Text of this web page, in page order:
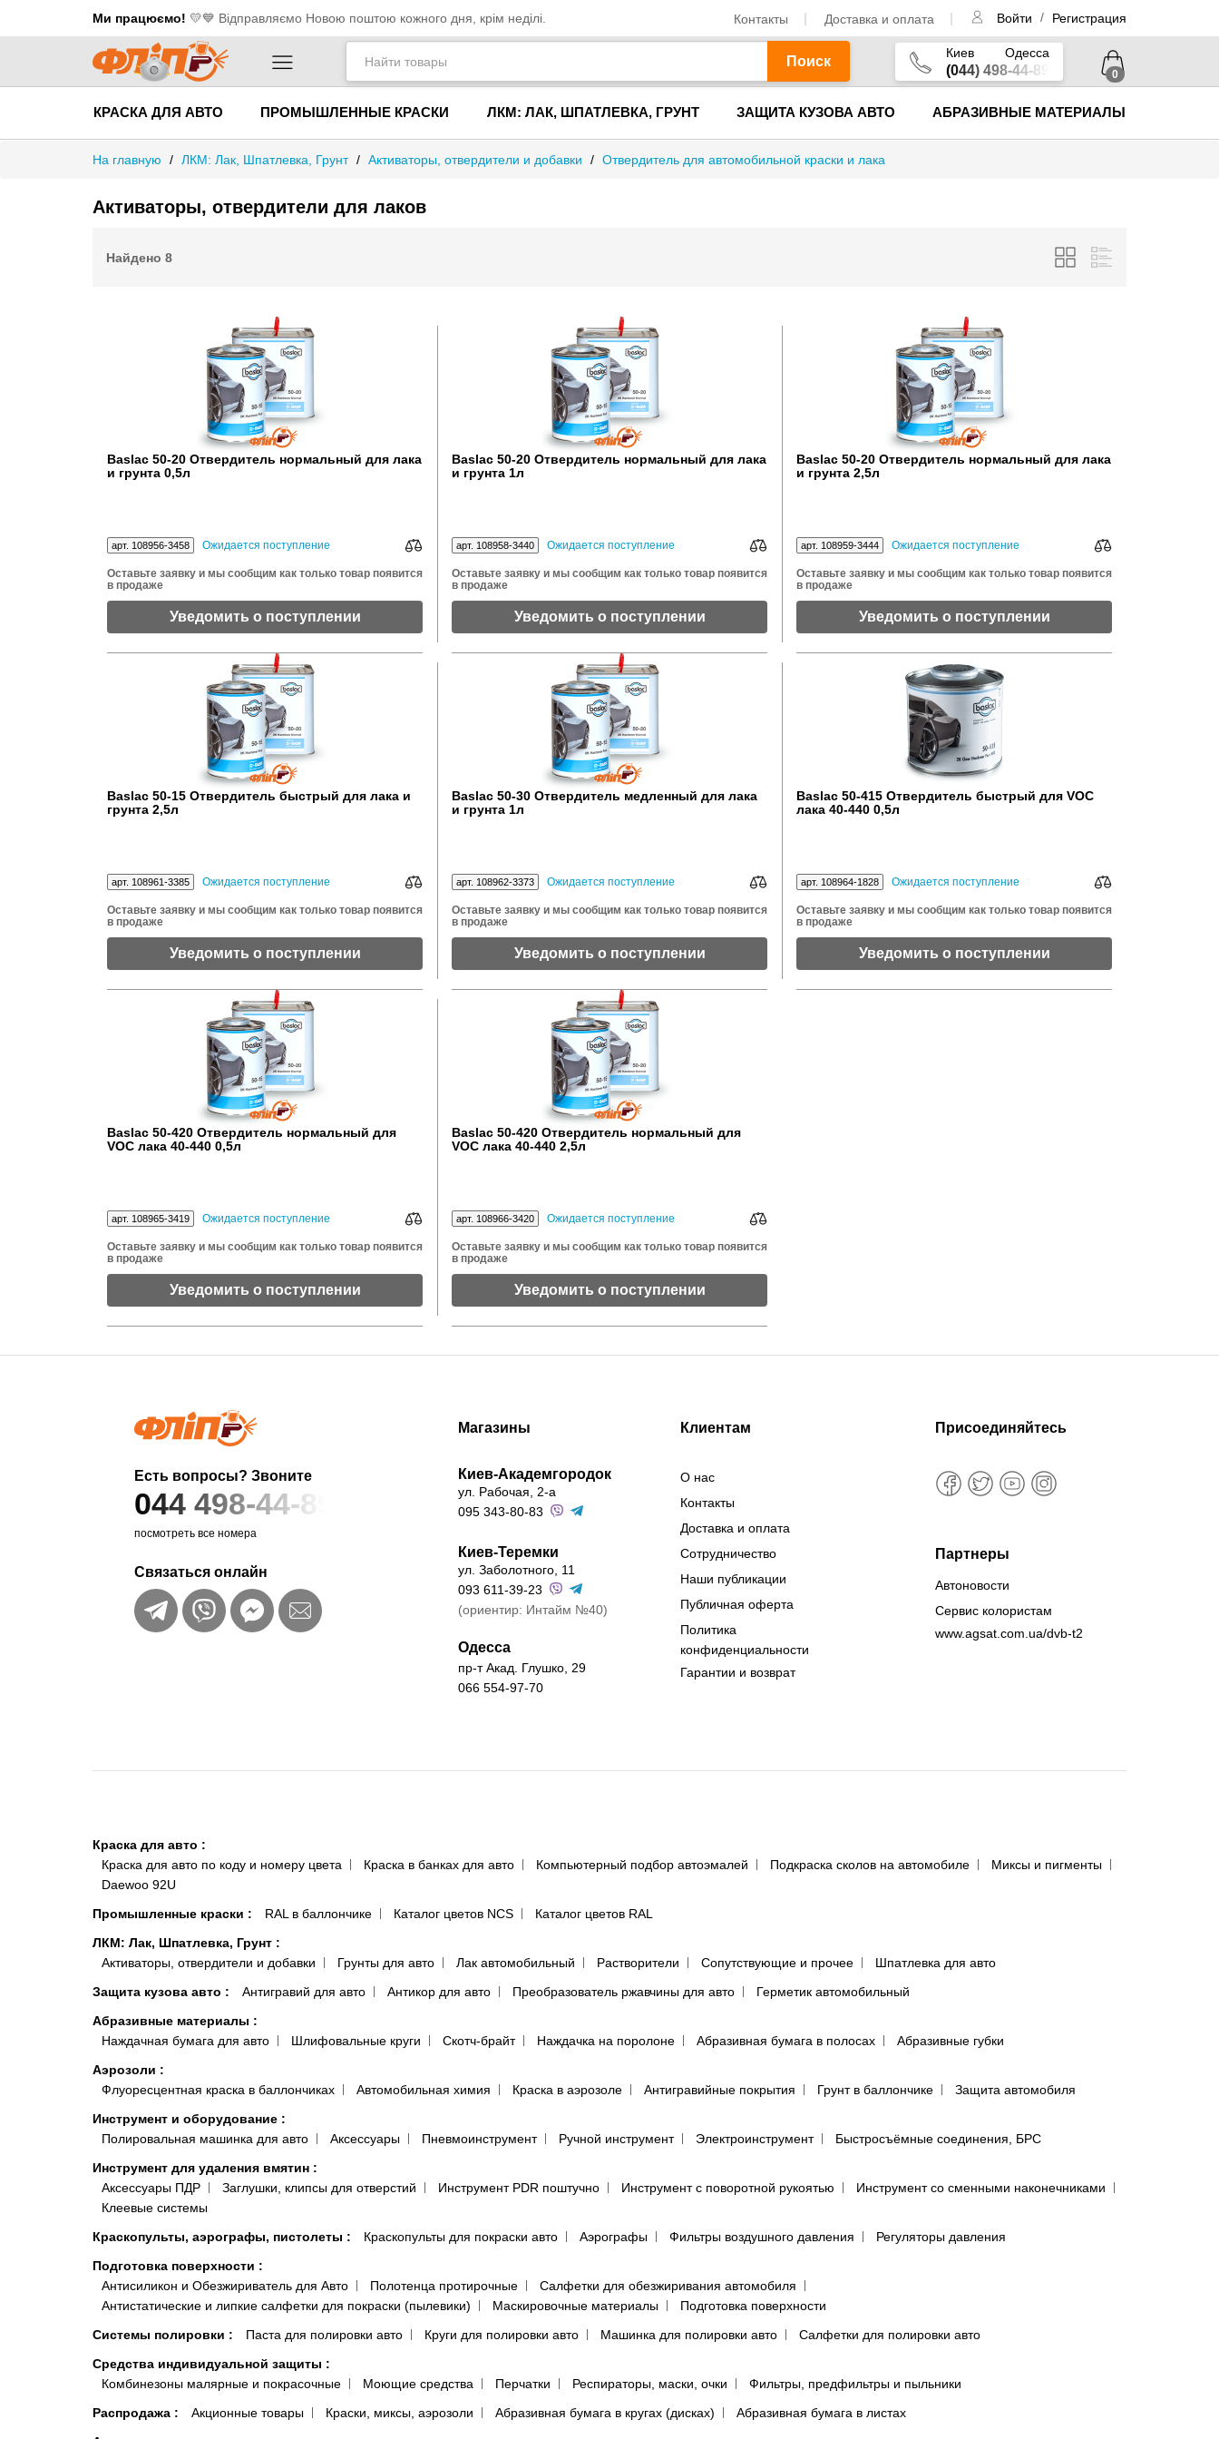
Ми працюємо! 💛​💙 Відправляємо Новою поштою кожного дня, крім неділі. Контакты Доставка и оплата Войти / Регистрация
Поиск
Киев Одесса
(044) 498-44-89 0
КРАСКА ДЛЯ АВТО ПРОМЫШЛЕННЫЕ КРАСКИ ЛКМ: ЛАК, ШПАТЛЕВКА, ГРУНТ ЗАЩИТА КУЗОВА АВТО АБРАЗИВНЫЕ МАТЕРИАЛЫ
На главную / ЛКМ: Лак, Шпатлевка, Грунт / Активаторы, отвердители и добавки / Отвердитель для автомобильной краски и лака
Активаторы, отвердители для лаков
Найдено 8
Baslac 50-20 Отвердитель нормальный для лака
и грунта 0,5л
арт. 108956-3458 Ожидается поступление
Оставьте заявку и мы сообщим как только товар появится
в продаже
Уведомить о поступлении
Baslac 50-20 Отвердитель нормальный для лака
и грунта 1л
арт. 108958-3440 Ожидается поступление
Оставьте заявку и мы сообщим как только товар появится
в продаже
Уведомить о поступлении
Baslac 50-20 Отвердитель нормальный для лака
и грунта 2,5л
арт. 108959-3444 Ожидается поступление
Оставьте заявку и мы сообщим как только товар появится
в продаже
Уведомить о поступлении
Baslac 50-15 Отвердитель быстрый для лака и
грунта 2,5л
арт. 108961-3385 Ожидается поступление
Оставьте заявку и мы сообщим как только товар появится
в продаже
Уведомить о поступлении
Baslac 50-30 Отвердитель медленный для лака
и грунта 1л
арт. 108962-3373 Ожидается поступление
Оставьте заявку и мы сообщим как только товар появится
в продаже
Уведомить о поступлении
Baslac 50-415 Отвердитель быстрый для VOC
лака 40-440 0,5л
арт. 108964-1828 Ожидается поступление
Оставьте заявку и мы сообщим как только товар появится
в продаже
Уведомить о поступлении
Baslac 50-420 Отвердитель нормальный для
VOC лака 40-440 0,5л
арт. 108965-3419 Ожидается поступление
Оставьте заявку и мы сообщим как только товар появится
в продаже
Уведомить о поступлении
Baslac 50-420 Отвердитель нормальный для
VOC лака 40-440 2,5л
арт. 108966-3420 Ожидается поступление
Оставьте заявку и мы сообщим как только товар появится
в продаже
Уведомить о поступлении
Есть вопросы? Звоните
044 498-44-89
посмотреть все номера
Связаться онлайн
Магазины
Киев-Академгородок
ул. Рабочая, 2-а
095 343-80-83
Киев-Теремки
ул. Заболотного, 11
093 611-39-23
(ориентир: Интайм №40)
Одесса
пр-т Акад. Глушко, 29
066 554-97-70
Клиентам
О нас
Контакты
Доставка и оплата
Сотрудничество
Наши публикации
Публичная оферта
Политика
конфиденциальности
Гарантии и возврат
Присоединяйтесь
Партнеры
Автоновости
Сервис колористам
www.agsat.com.ua/dvb-t2
Краска для авто :
Краска для авто по коду и номеру цвета
Краска в банках для авто Компьютерный подбор автоэмалей Подкраска сколов на автомобиле
Миксы и пигменты
Daewoo 92U
Промышленные краски : RAL в баллончике Каталог цветов NCS
Каталог цветов RAL
ЛКМ: Лак, Шпатлевка, Грунт :
Активаторы, отвердители и добавки
Грунты для авто Лак автомобильный Растворители Сопутствующие и прочее
Шпатлевка для авто
Защита кузова авто : Антигравий для авто Антикор для авто Преобразователь ржавчины для авто
Герметик автомобильный
Абразивные материалы :
Наждачная бумага для авто
Шлифовальные круги Скотч-брайт Наждачка на поролоне Абразивная бумага в полосах
Абразивные губки
Аэрозоли :
Флуоресцентная краска в баллончиках
Автомобильная химия Краска в аэрозоле Антигравийные покрытия Грунт в баллончике
Защита автомобиля
Инструмент и оборудование :
Полировальная машинка для авто
Аксессуары Пневмоинструмент Ручной инструмент Электроинструмент
Быстросъёмные соединения, БРС
Инструмент для удаления вмятин :
Аксессуары ПДР
Заглушки, клипсы для отверстий Инструмент PDR поштучно Инструмент с поворотной рукоятью
Инструмент со сменными наконечниками
Клеевые системы
Краскопульты, аэрографы, пистолеты : Краскопульты для покраски авто Аэрографы Фильтры воздушного давления
Регуляторы давления
Подготовка поверхности :
Антисиликон и Обезжириватель для Авто
Полотенца протирочные
Салфетки для обезжиривания автомобиля
Антистатические и липкие салфетки для покраски (пылевики)
Маскировочные материалы
Подготовка поверхности
Системы полировки : Паста для полировки авто Круги для полировки авто Машинка для полировки авто
Салфетки для полировки авто
Средства индивидуальной защиты :
Комбинезоны малярные и покрасочные
Моющие средства Перчатки Респираторы, маски, очки
Фильтры, предфильтры и пыльники
Распродажа : Акционные товары Краски, миксы, аэрозоли Абразивная бумага в кругах (дисках)
Абразивная бумага в листах